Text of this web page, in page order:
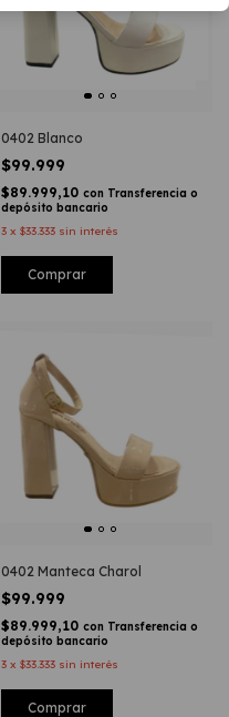
0402 Blanco
$99.999
$89.999,10 con Transferencia o
depósito bancario
3 x $33.333 sin interés
Comprar
0402 Manteca Charol
$99.999
$89.999,10 con Transferencia o
depósito bancario
3 x $33.333 sin interés
Comprar